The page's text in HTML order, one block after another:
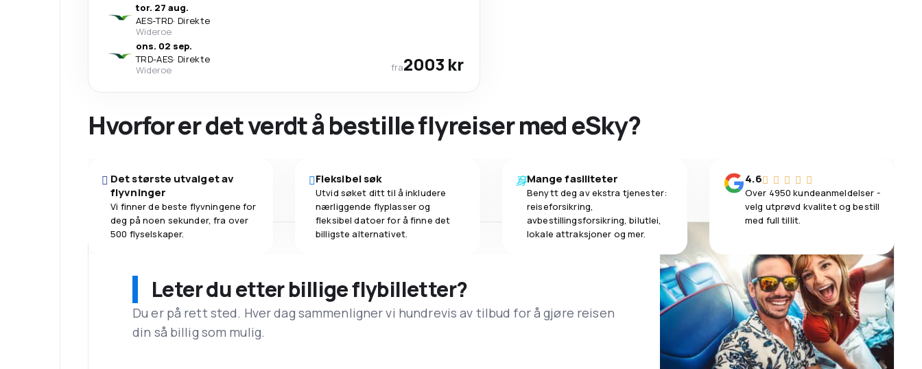
tor. 27 aug.
AES-TRD· Direkte
Wideroe
ons. 02 sep.
TRD-AES· Direkte
Wideroe
fra2003 kr
Hvorfor er det verdt å bestille flyreiser med eSky?
Det største utvalget av
flyvninger
Vi finner de beste flyvningene for
deg på noen sekunder, fra over
500 flyselskaper.
Fleksibel søk
Utvid søket ditt til å inkludere
nærliggende flyplasser og
fleksibel datoer for å finne det
billigste alternativet.
Mange fasiliteter
Benytt deg av ekstra tjenester:
reiseforsikring,
avbestillingsforsikring, bilutlei,
lokale attraksjoner og mer.
4.6
Over 4950 kundeanmeldelser -
velg utprøvd kvalitet og bestill
med full tillit.
Leter du etter billige flybilletter?
Du er på rett sted. Hver dag sammenligner vi hundrevis av tilbud for å gjøre reisen
din så billig som mulig.